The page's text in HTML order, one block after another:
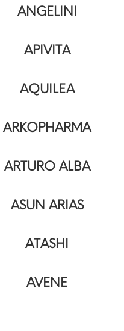
ANGELINI
APIVITA
AQUILEA
ARKOPHARMA
ARTURO ALBA
ASUN ARIAS
ATASHI
AVENE